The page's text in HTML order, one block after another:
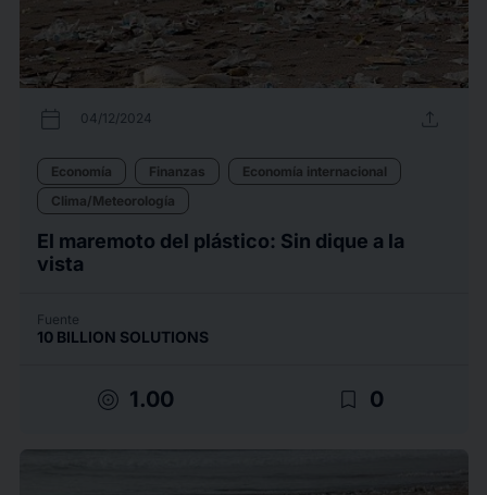
calendar_today 04/12/2024 upload
Economía Finanzas
Economía internacional
Clima/Meteorología
El maremoto del plástico: Sin dique a la
vista
Fuente
10 BILLION SOLUTIONS
target 1.00 bookmark_border 0